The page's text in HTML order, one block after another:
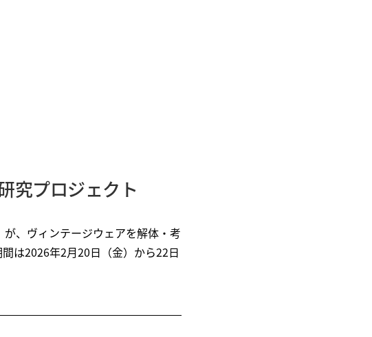
究プロジェクト
、ヴィンテージウェアを解体・考
は2026年2月20日（金）から22日